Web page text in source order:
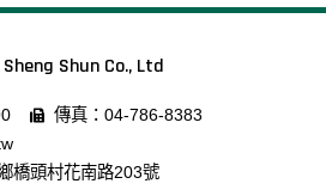
Sheng Shun Co., Ltd
傳真：04-786-8383
橋頭村花南路203號